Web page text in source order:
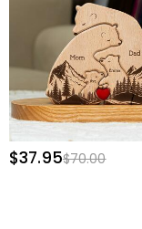
$37.95$70.00